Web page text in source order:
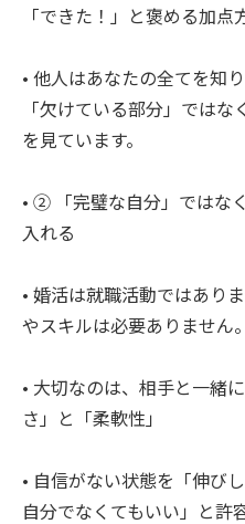
「できた！」と褒める加点
• 他人はあなたの全てを知
「欠けている部分」ではな
を見ています。
• ② 「完璧な自分」ではな
入れる
• 婚活は就職活動ではあり
やスキルは必要ありません。
• 大切なのは、相手と一緒
さ」と「柔軟性」
• 自信がない状態を「伸び
自分でなくてもいい」と許